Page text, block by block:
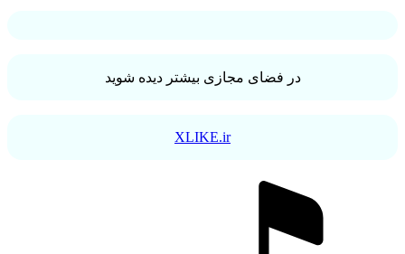
در فضای مجازی بیشتر دیده شوید
XLIKE.ir